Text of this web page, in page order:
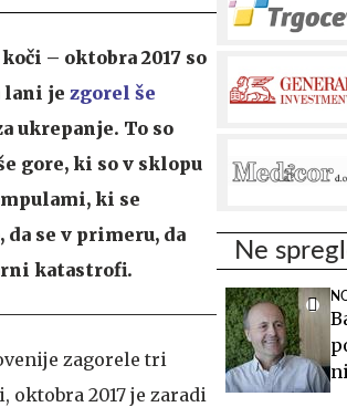
– oktobra 2017 so
lani je zgorel še
ukrepanje. To so
gore, ki so v sklopu
ki se
se v primeru, da
katastrofi.
zagorele tri
2017 je zaradi
Ne